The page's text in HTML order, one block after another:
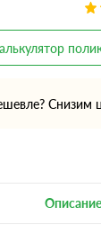
Снизим
Описание